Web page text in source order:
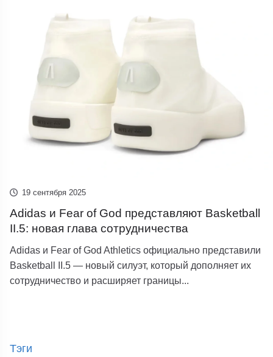
19 сентября 2025
Adidas и Fear of God представляют Basketball
II.5: новая глава сотрудничества
Adidas и Fear of God Athletics официально представили
Basketball II.5 — новый силуэт, который дополняет их
сотрудничество и расширяет границы...
Тэги